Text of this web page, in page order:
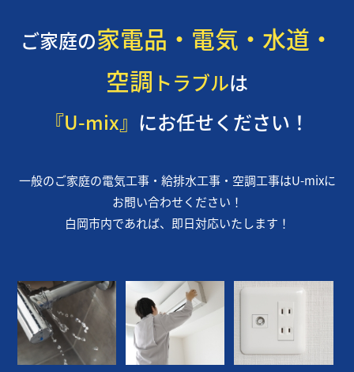
ご家庭の家電品・電気・水道・
空調 トラブルは
『U-mix』 にお任せください！
一般のご家庭の電気工事・給排水工事・空調工事はU-mixに
お問い合わせください！
白岡市内であれば、即日対応いたします！